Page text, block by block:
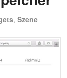
, Szene